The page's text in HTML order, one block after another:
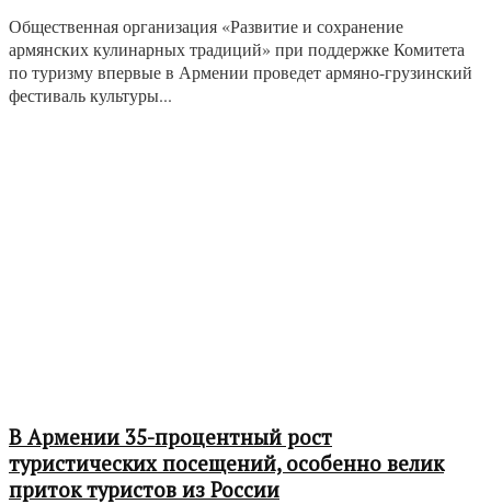
Общественная организация «Развитие и сохранение
армянских кулинарных традиций» при поддержке Комитета
по туризму впервые в Армении проведет армяно-грузинский
фестиваль культуры...
В Армении 35-процентный рост
туристических посещений, особенно велик
приток туристов из России